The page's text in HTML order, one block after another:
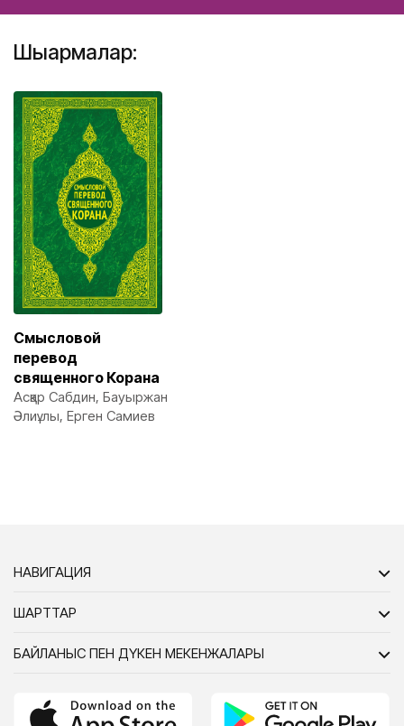
Шығармалар:
Смысловой
перевод
священного Корана
Асқар Сабдин, Бауыржан
Әлиұлы, Ерген Самиев
НАВИГАЦИЯ
ШАРТТАР
БАЙЛАНЫС ПЕН ДҮКЕН МЕКЕНЖАЛАРЫ